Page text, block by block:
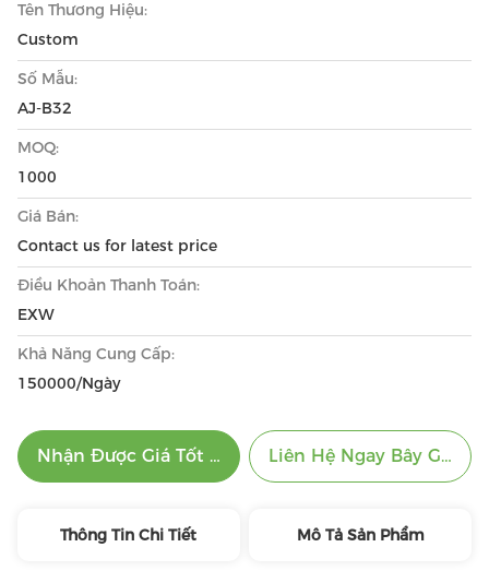
Tên Thương Hiệu:
Custom
Số Mẫu:
AJ-B32
MOQ:
1000
Giá Bán:
Contact us for latest price
Điều Khoản Thanh Toán:
EXW
Khả Năng Cung Cấp:
150000/Ngày
Nhận Được Giá Tốt Nhất Liên Hệ Ngay Bây Giờ
Thông Tin Chi Tiết Mô Tả Sản Phẩm